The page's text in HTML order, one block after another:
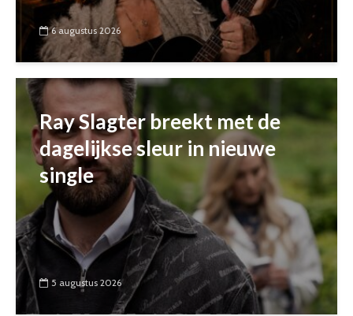
6 augustus 2026
Ray Slagter breekt met de
dagelijkse sleur in nieuwe
single
5 augustus 2026